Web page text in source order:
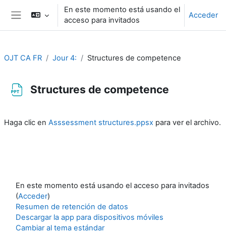
Salta al contenido principal
Panel lateral
En este momento está usando el
acceso para invitados
Acceder
OJT CA FR Jour 4: Structures de competence
Structures de competence
Haga clic en Asssessment structures.ppsx para ver el archivo.
En este momento está usando el acceso para invitados
(Acceder)
Resumen de retención de datos
Descargar la app para dispositivos móviles
Cambiar al tema estándar